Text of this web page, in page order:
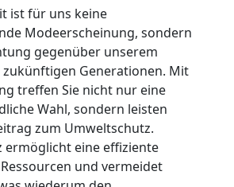
ist für uns keine
Modeerscheinung, sondern
gegenüber unserem
zukünftigen Generationen. Mit
treffen Sie nicht nur eine
Wahl, sondern leisten
zum Umweltschutz.
ermöglicht eine effiziente
und vermeidet